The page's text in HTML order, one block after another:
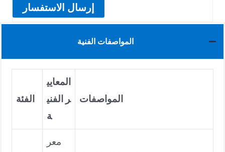
إرسال الاستفسار
المواصفات الفنية
الفئة
المعايي
ر الفني
ة
المواصفات
معر